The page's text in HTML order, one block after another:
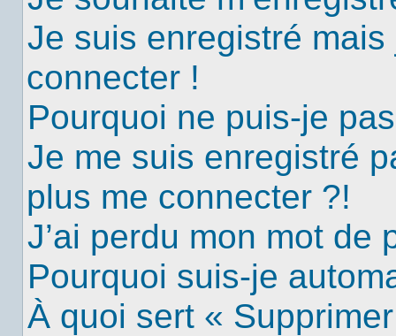
Je suis enregistré
connecter !
Pourquoi ne puis-je
Je me suis enregistré
plus me connecter ?!
J’ai perdu mon mot de
Pourquoi suis-je
À quoi sert «